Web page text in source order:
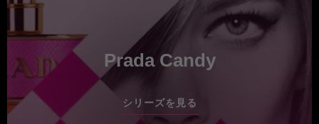
Prada Candy
シリーズを見る